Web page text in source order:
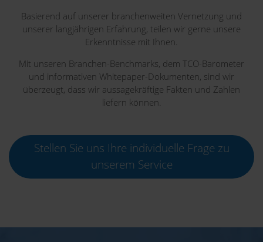
Basierend auf unserer branchenweiten Vernetzung und
unserer langjährigen Erfahrung, teilen wir gerne unsere
Erkenntnisse mit Ihnen.
Mit unseren Branchen-Benchmarks, dem TCO-Barometer
und informativen Whitepaper-Dokumenten, sind wir
überzeugt, dass wir aussagekräftige Fakten und Zahlen
liefern können.
Stellen Sie uns Ihre individuelle Frage zu
unserem Service